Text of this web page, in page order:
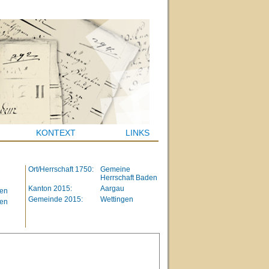
KONTEXT LINKS
Ort/Herrschaft 1750:
Gemeine
Herrschaft Baden
Kanton 2015:
Aargau
Gemeinde 2015:
Wettingen